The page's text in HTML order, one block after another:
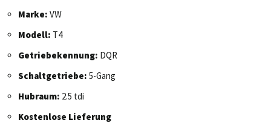
Marke: VW
Modell: T4
Getriebekennung: DQR
Schaltgetriebe: 5-Gang
Hubraum: 2.5 tdi
Kostenlose Lieferung